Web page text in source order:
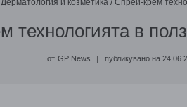
Дерматология и козметика / Спрей-крем
технологията в
от GP News публикувано на